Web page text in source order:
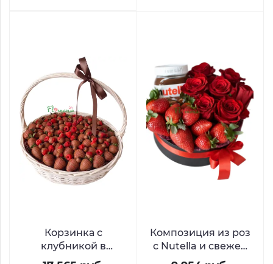
Корзинка с
клубникой в
шоколаде и
Композиция из роз
с Nutella и свежей
клубникой «Аромат